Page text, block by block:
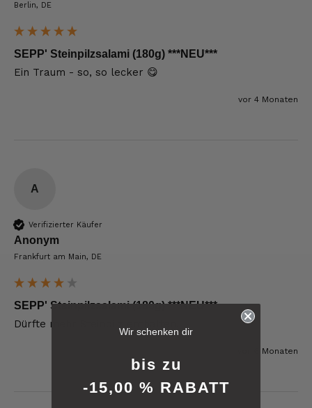
Berlin, DE
SEPP' Steinpilzsalami (180g) ***NEU***
Ein Traum - so, so lecker 😋
vor 4 Monaten
A
Verifizierter Käufer
Anonym
Frankfurt am Main, DE
SEPP' Steinpilzsalami (180g) ***NEU***
Dürfte mehr Steinpilz enthalten.
vor 6 Monaten
rating 6.226
reviews-io
Wir schenken dir
bis zu
-15,00 % RABATT